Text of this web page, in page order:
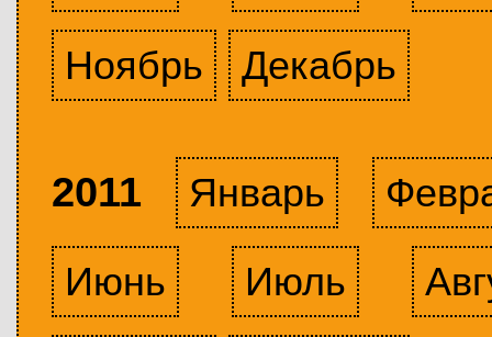
Ноябрь
Декабрь
2011 Январь
Июнь
Июль